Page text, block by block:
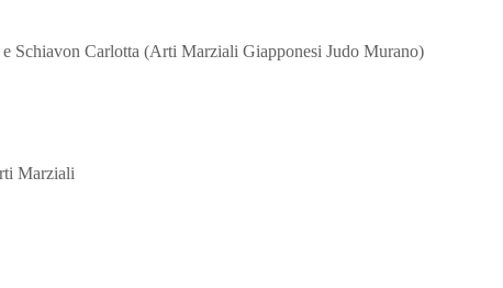
Schiavon Carlotta (Arti Marziali Giapponesi Judo Murano)
Marziali